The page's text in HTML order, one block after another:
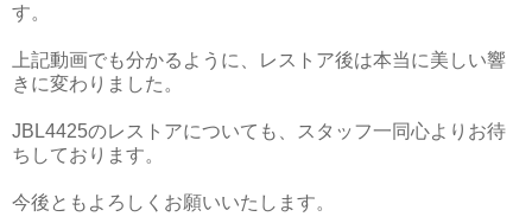
す。
上記動画でも分かるように、レストア後は本当に美しい響
きに変わりました。
JBL4425のレストアについても、スタッフ一同心よりお待
ちしております。
今後ともよろしくお願いいたします。